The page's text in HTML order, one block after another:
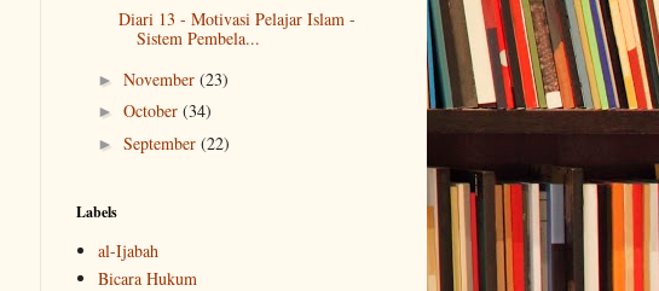
Diari 13 - Motivasi Pelajar Islam -
Sistem Pembela...
► November (23)
► October (34)
► September (22)
Labels
al-Ijabah
Bicara Hukum